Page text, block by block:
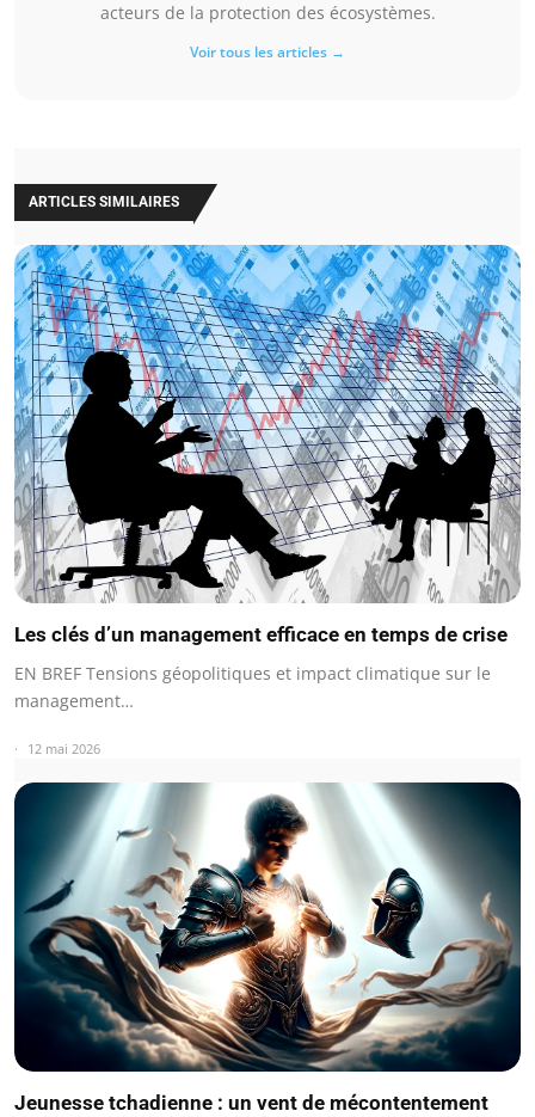
acteurs de la protection des écosystèmes.
Voir tous les articles →
ARTICLES SIMILAIRES
Les clés d’un management efficace en temps de crise
EN BREF Tensions géopolitiques et impact climatique sur le
management…
12 mai 2026
Jeunesse tchadienne : un vent de mécontentement